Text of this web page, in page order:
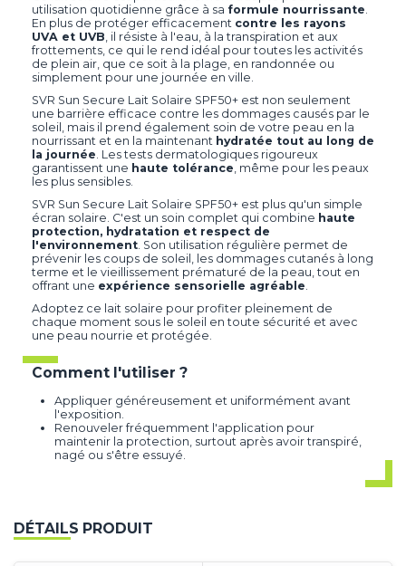
utilisation quotidienne grâce à sa formule nourrissante.
En plus de protéger efficacement contre les rayons
UVA et UVB, il résiste à l'eau, à la transpiration et aux
frottements, ce qui le rend idéal pour toutes les activités
de plein air, que ce soit à la plage, en randonnée ou
simplement pour une journée en ville.
SVR Sun Secure Lait Solaire SPF50+ est non seulement
une barrière efficace contre les dommages causés par le
soleil, mais il prend également soin de votre peau en la
nourrissant et en la maintenant hydratée tout au long de
la journée. Les tests dermatologiques rigoureux
garantissent une haute tolérance, même pour les peaux
les plus sensibles.
SVR Sun Secure Lait Solaire SPF50+ est plus qu'un simple
écran solaire. C'est un soin complet qui combine haute
protection, hydratation et respect de
l'environnement. Son utilisation régulière permet de
prévenir les coups de soleil, les dommages cutanés à long
terme et le vieillissement prématuré de la peau, tout en
offrant une expérience sensorielle agréable.
Adoptez ce lait solaire pour profiter pleinement de
chaque moment sous le soleil en toute sécurité et avec
une peau nourrie et protégée.
Comment l'utiliser ?
Appliquer généreusement et uniformément avant
l'exposition.
Renouveler fréquemment l'application pour
maintenir la protection, surtout après avoir transpiré,
nagé ou s'être essuyé.
DÉTAILS PRODUIT